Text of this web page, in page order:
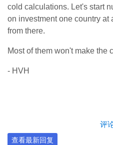
cold calculations. Let's start
on investment one country at
from there.
Most of them won't make the
- HVH
评
查看最新回复